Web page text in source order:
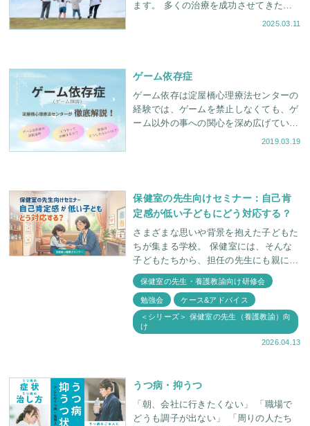
ます。 多くの治療を成功させてきた経
験豊かな精神科医・臨床心理士がカウン
2025.03.11
ゲーム依存症
ゲーム依存は淀屋橋心理療法センターの
経験では、ゲームを禁止しなくても、ゲ
ーム以外の事への関心を深め広げていっ
たり、親子関係の改善をはかる中で、解
2019.03.19
保健室の先生向けセミナー：自己肯
定感が低い子どもにどう対応する？
さまざまな思いや背景を抱えた子どもた
ちが集まる学校。 保健室には、そんな
子どもたちから、担任の先生にも親にも
言えないような本音が持ち込まれること
も少なくありません。 淀屋橋心理療法
センターでは
保健室の先生・養護教諭向け研修会
勉強会 ケース&アドバイス
＜シリーズ＞ 保健室の先生（養護教諭）向
け
2026.04.13
うつ病・抑うつ
「朝、会社に行きたくない」 「職場で
どうも調子が出ない」 「周りの人たち